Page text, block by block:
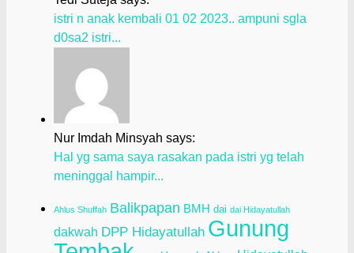
istri n anak kembali 01 02 2023.. ampuni sgla
d0sa2 istri...
Nur Imdah Minsyah says:
Hal yg sama saya rasakan pada istri yg telah
meninggal hampir...
Ahlus Shuffah Balikpapan BMH dai dai Hidayatullah
dakwah DPP Hidayatullah Gunung